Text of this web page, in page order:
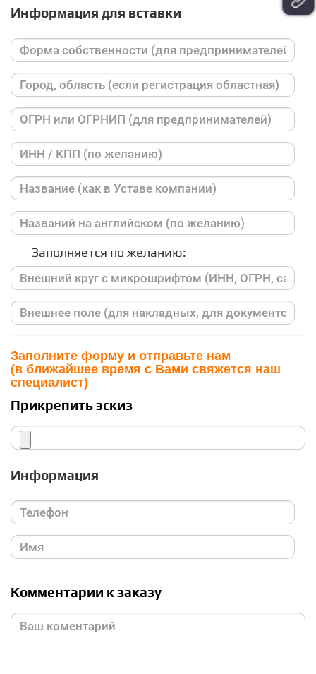
Информация для вставки
Заполняется по желанию:
Заполните форму и отправьте нам
(в ближайшее время с Вами свяжется наш
специалист)
Прикрепить эскиз
Информация
Комментарии к заказу